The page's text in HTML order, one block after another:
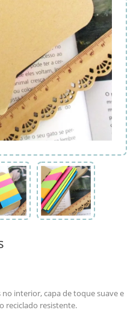
interior, capa de toque suave e
reciclado resistente.